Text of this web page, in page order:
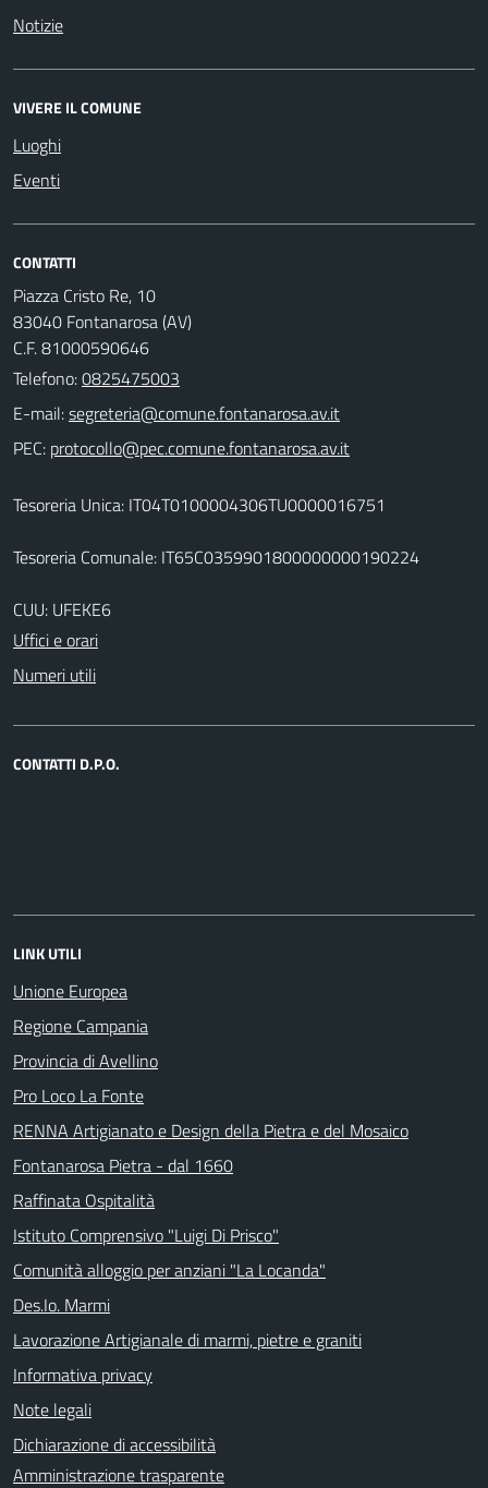
Notizie
VIVERE IL COMUNE
Luoghi
Eventi
CONTATTI
Piazza Cristo Re, 10
83040 Fontanarosa (AV)
C.F. 81000590646
Telefono:0825475003
E-mail:
PEC:
Tesoreria Unica: IT04T0100004306TU0000016751
Tesoreria Comunale: IT65C0359901800000000190224
CUU: UFEKE6
Uffici e orari
Numeri utili
CONTATTI D.P.O.
LINK UTILI
Unione Europea
Regione Campania
Provincia di Avellino
Pro Loco La Fonte
RENNA Artigianato e Design della Pietra e del Mosaico
Fontanarosa Pietra - dal 1660
Raffinata Ospitalità
Istituto Comprensivo "Luigi Di Prisco"
Comunità alloggio per anziani "La Locanda"
Des.Io. Marmi
Lavorazione Artigianale di marmi, pietre e graniti
Informativa privacy
Note legali
Dichiarazione di accessibilità
Amministrazione trasparente